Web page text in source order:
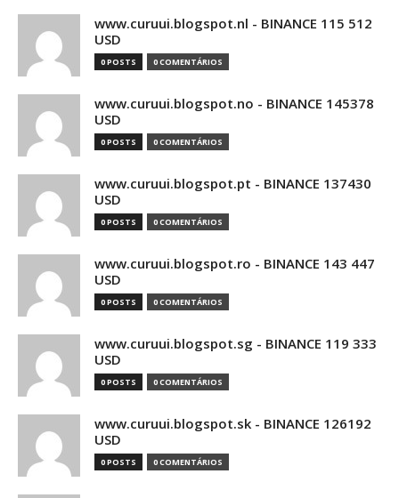
www.curuui.blogspot.nl - BINANCE 115 512
USD
0 POSTS 0 COMENTÁRIOS
www.curuui.blogspot.no - BINANCE 145378
USD
0 POSTS 0 COMENTÁRIOS
www.curuui.blogspot.pt - BINANCE 137430
USD
0 POSTS 0 COMENTÁRIOS
www.curuui.blogspot.ro - BINANCE 143 447
USD
0 POSTS 0 COMENTÁRIOS
www.curuui.blogspot.sg - BINANCE 119 333
USD
0 POSTS 0 COMENTÁRIOS
www.curuui.blogspot.sk - BINANCE 126192
USD
0 POSTS 0 COMENTÁRIOS